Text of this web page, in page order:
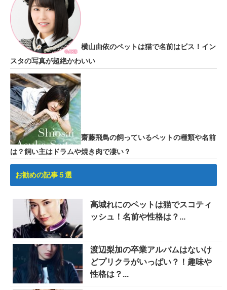
横山由依のペットは猫で名前はビス！イン
スタの写真が超絶かわいい
齋藤飛鳥の飼っているペットの種類や名前
は？飼い主はドラムや焼き肉で凄い？
お勧めの記事５選
高城れにのペットは猫でスコティ
ッシュ！名前や性格は？...
渡辺梨加の卒業アルバムはないけ
どプリクラがいっぱい？！趣味や
性格は？...